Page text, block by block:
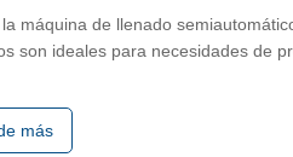
máquina de llenado
son ideales para necesidades de
de flujo libre hasta…
más